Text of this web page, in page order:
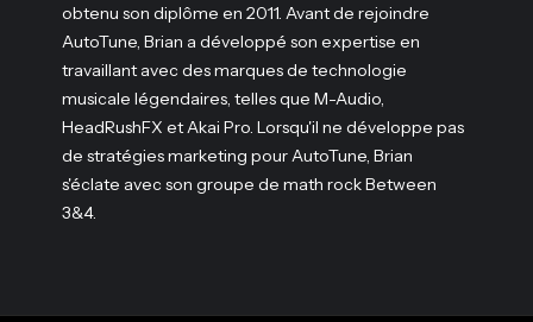
obtenu son diplôme en 2011. Avant de rejoindre
AutoTune, Brian a développé son expertise en
travaillant avec des marques de technologie
musicale légendaires, telles que M-Audio,
HeadRushFX et Akai Pro. Lorsqu'il ne développe pas
de stratégies marketing pour AutoTune, Brian
s'éclate avec son groupe de math rock Between
3&4.